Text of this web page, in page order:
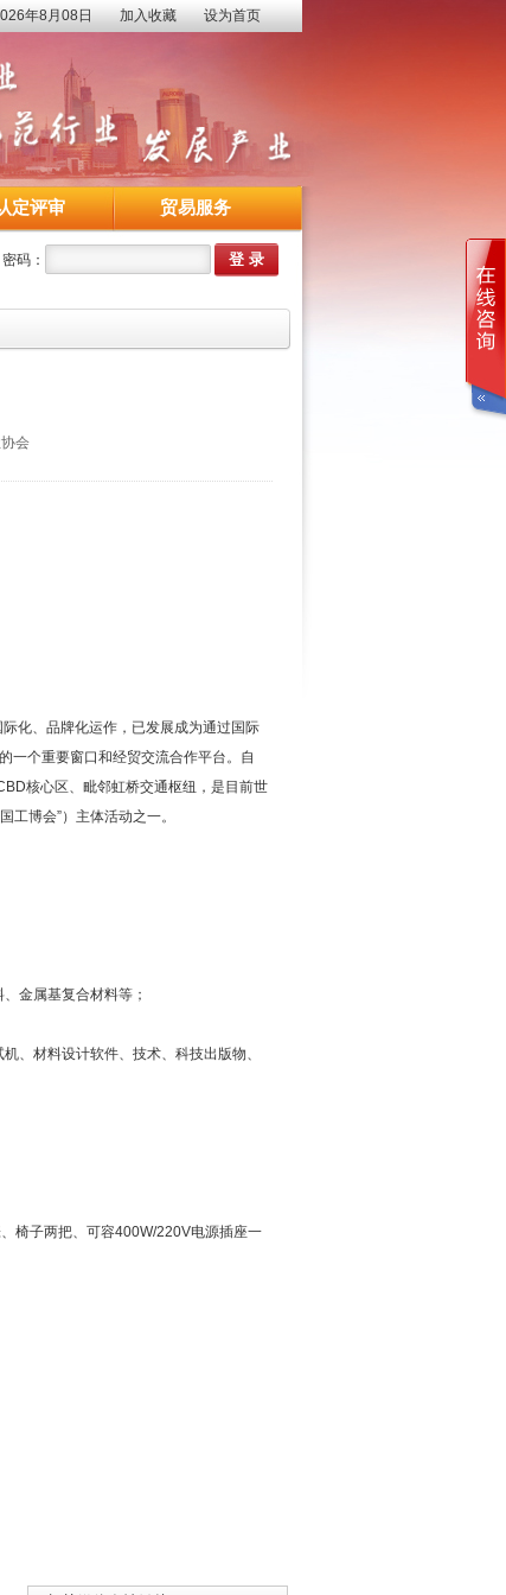
年8月08日 加入收藏 设为首页
定评审 贸易服务
密码：
会
化、品牌化运作，已发展成为通过国际
一个重要窗口和经贸交流合作平台。自
核心区、毗邻虹桥交通枢纽，是目前世
博会”）主体活动之一。
金属基复合材料等；
、材料设计软件、技术、科技出版物、
椅子两把、可容400W/220V电源插座一